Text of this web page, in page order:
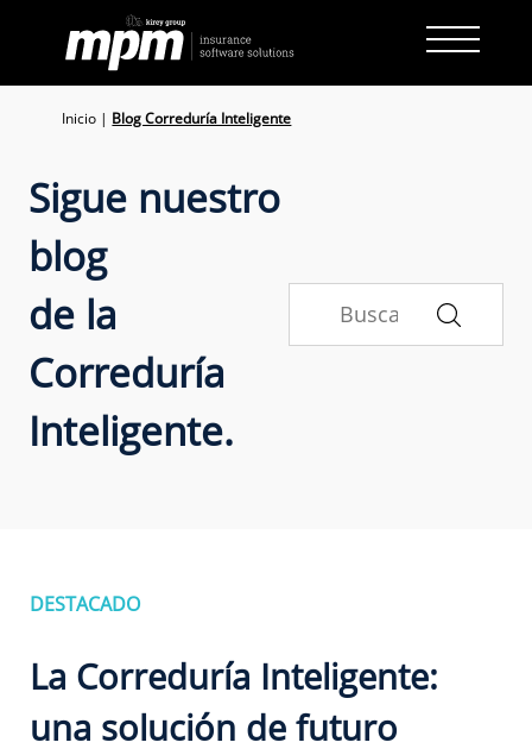
content
Inicio | Blog Correduría Inteligente
Sigue nuestro
blog
de la
Correduría
Inteligente.
DESTACADO
La Correduría Inteligente:
una solución de futuro